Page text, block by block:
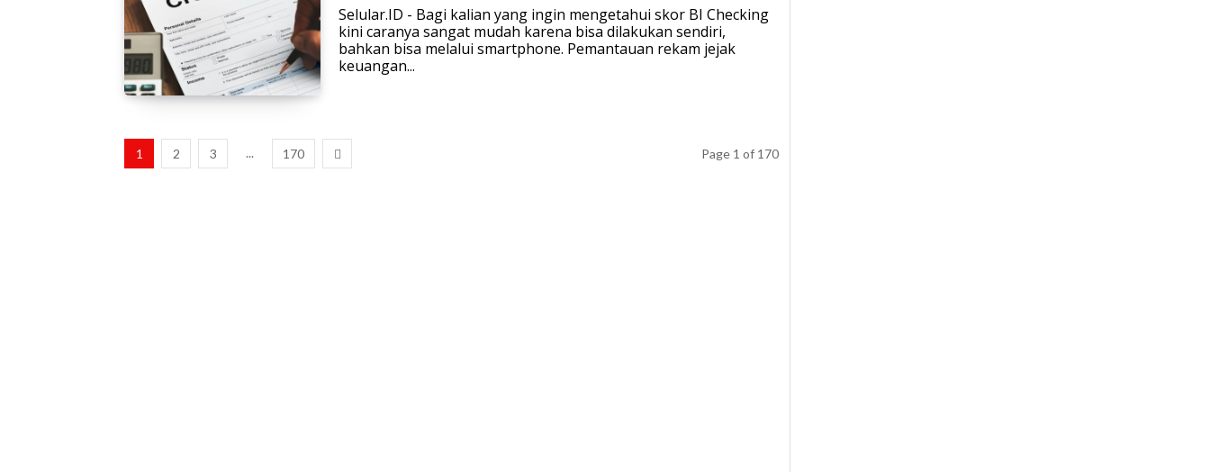
Selular.ID - Bagi kalian yang ingin mengetahui skor BI Checking
kini caranya sangat mudah karena bisa dilakukan sendiri,
bahkan bisa melalui smartphone. Pemantauan rekam jejak
keuangan...
1 2 3 ... 170 Page 1 of 170